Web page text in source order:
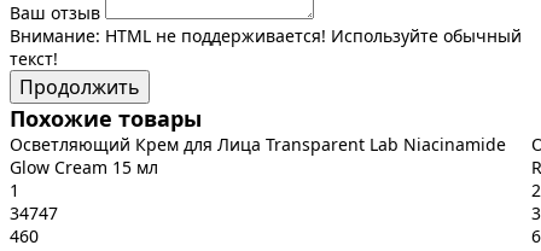
Ваш отзыв
Внимание: HTML не поддерживается! Используйте обычный
текст!
Продолжить
Похожие товары
Осветляющий Крем для Лица Transparent Lab Niacinamide
Glow Cream 15 мл
1
34747
460
2